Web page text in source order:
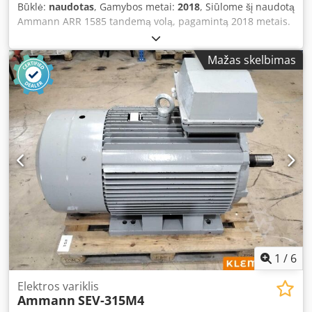
Būklė: naudotas, Gamybos metai: 2018, Siūlome šį naudotą
Ammann ARR 1585 tandemą volą, pagamintą 2018 metais.
Tipas: ARR 1585 Serijos numeris: 558D063 Dkedpfxozddcps
Aa Ejr Darbinis svoris: 1 395 kg Maksimalus svoris: 1 405 kg
Nominali galia: 13,2 kW Pagaminimo metai: 2018 Jeigu
turite klausimų arba reikia daugiau informacijos, rašykite
mums žinutę arba skambinkite.
Mažas skelbimas
1 / 6
Elektros variklis
Ammann SEV-315M4